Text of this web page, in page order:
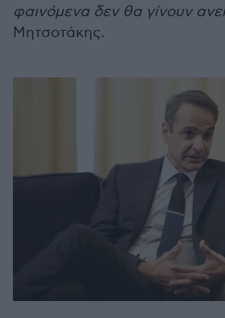
φαινόμενα δεν θα γίνουν
Μητσοτάκης.